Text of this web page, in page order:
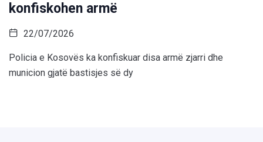
konfiskohen armë
22/07/2026
Policia e Kosovës ka konfiskuar disa armë zjarri dhe
municion gjatë bastisjes së dy